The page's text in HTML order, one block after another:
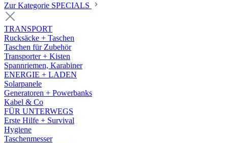
Zur Kategorie SPECIALS
TRANSPORT
Rucksäcke + Taschen
Taschen für Zubehör
Transporter + Kisten
Spannriemen, Karabiner
ENERGIE + LADEN
Solarpanele
Generatoren + Powerbanks
Kabel & Co
FÜR UNTERWEGS
Erste Hilfe + Survival
Hygiene
Taschenmesser